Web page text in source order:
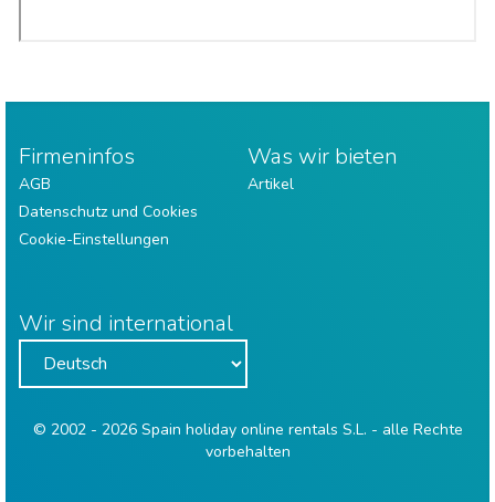
Firmeninfos
AGB
Datenschutz und Cookies
Cookie-Einstellungen
Was wir bieten
Artikel
Wir sind international
© 2002 - 2026 Spain holiday online rentals S.L. - alle Rechte
vorbehalten